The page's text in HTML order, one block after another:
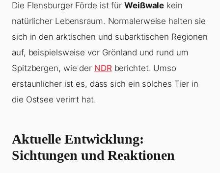
Die Flensburger Förde ist für Weißwale kein
natürlicher Lebensraum. Normalerweise halten sie
sich in den arktischen und subarktischen Regionen
auf, beispielsweise vor Grönland und rund um
Spitzbergen, wie der NDRberichtet. Umso
erstaunlicher ist es, dass sich ein solches Tier in
die Ostsee verirrt hat.
Aktuelle Entwicklung:
Sichtungen und Reaktionen